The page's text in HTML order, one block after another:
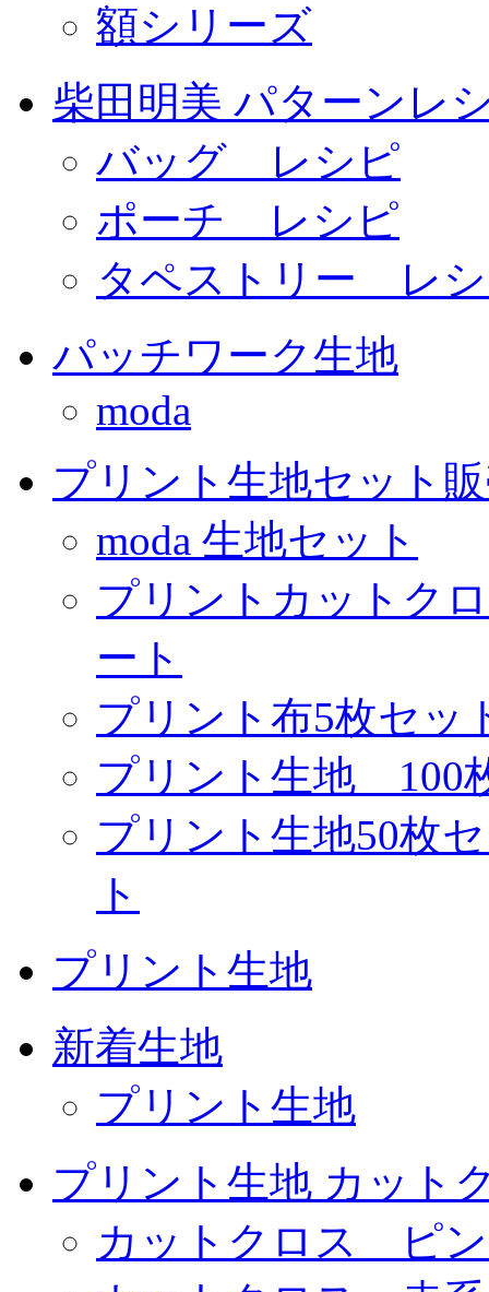
額シリーズ
柴田明美 パターンレ
バッグ レシピ
ポーチ レシピ
タペストリー レ
パッチワーク生地
moda
プリント生地セット
moda 生地セット
プリントカットク
ート
プリント布5枚セ
プリント生地 100
プリント生地50枚
ト
プリント生地
新着生地
プリント生地
プリント生地 カット
カットクロス ピ